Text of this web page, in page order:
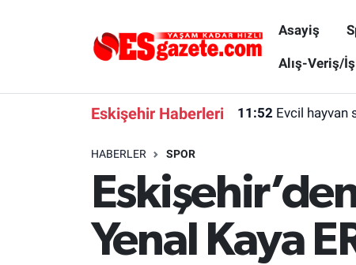
Asayiş
Alış-Veriş/
Eskişehir Haberleri 11:52 Evcil hayvan
HABERLER SPOR
Yenal Kaya
Türkiye
Eskişehirspor Arşivi
Eskişehir Arşivi
Eskişehir Nöbetçi Eczaneler
Süper Lig Puan Durumu ve Fikstür
Tüm Manşetler